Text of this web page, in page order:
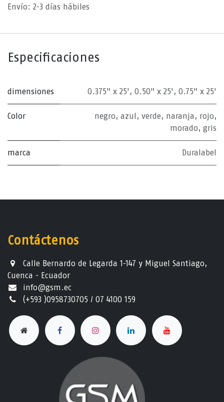
Envío: 2-3 días hábiles
Especificaciones
dimensiones 0.375" x 25', 0.50" x 25', 0.75" x 25'
Color negro, azul , verde, naranja , rojo,
morado, gris
marca Duralabel
Contáctenos
Calle Bernardo de Legarda 1-147 y Miguel Santiago,
Cuenca - Ecuador
info@gsm.ec​
(+593 )0958730705 / 07 4100 159